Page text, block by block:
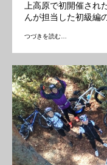
上高原で初開催され
んが担当した初級編
つづきを読む…